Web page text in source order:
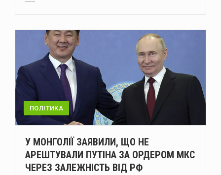
ПОЛІТИКА
У МОНГОЛІЇ ЗАЯВИЛИ, ЩО НЕ
АРЕШТУВАЛИ ПУТІНА ЗА ОРДЕРОМ МКС
ЧЕРЕЗ ЗАЛЕЖНІСТЬ ВІД РФ